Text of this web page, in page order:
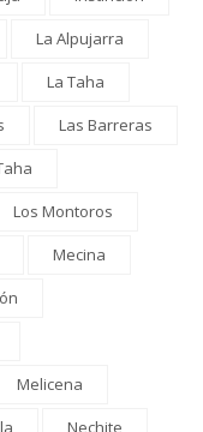
La Alpujarra
La Taha
Las Barreras
Los Montoros
Mecina
Melicena
Nechite